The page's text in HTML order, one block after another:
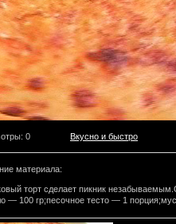
: 0 Вкусно и быстро
материала:
торт сделает пикник
— 100 гр;песочное тесто — 1